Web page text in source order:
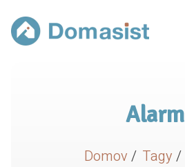
Alarm
Domov / Tagy /